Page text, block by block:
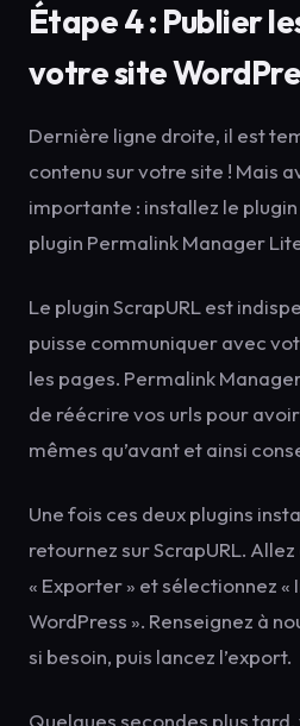
Étape 4 : Publier
votre site
Dernière ligne droite, il est
contenu sur votre site ! Mais
importante : installez le
plugin Permalink Manager
Le plugin ScrapURL est
puisse communiquer avec
les pages. Permalink
de réécrire vos urls pour
mêmes qu’avant et ainsi
Une fois ces deux plugins
retournez sur ScrapURL. Allez
« Exporter » et sélectionnez «
WordPress ». Renseignez à
si besoin, puis lancez l’export.
Quelques secondes plus